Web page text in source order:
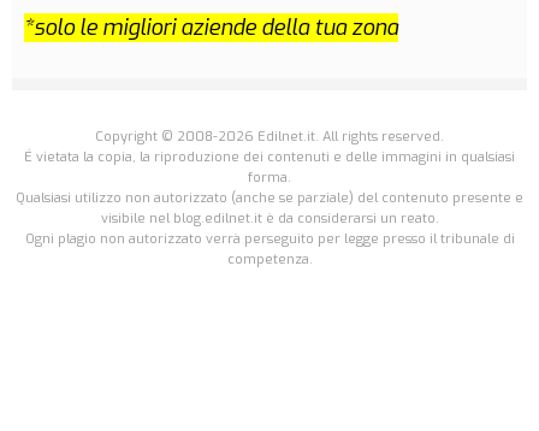
*solo le migliori aziende della tua zona
Copyright © 2008-2026 Edilnet.it. All rights reserved.
É vietata la copia, la riproduzione dei contenuti e delle immagini in qualsiasi
forma.
Qualsiasi utilizzo non autorizzato (anche se parziale) del contenuto presente e
visibile nel blog.edilnet.it è da considerarsi un reato.
Ogni plagio non autorizzato verrà perseguito per legge presso il tribunale di
competenza.